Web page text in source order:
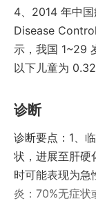
4、 2014 年中
Disease
示，我国 1~29
以下儿童为
诊断
诊断要点：1、
状，进展至肝硬
时可能表现为
炎：70%无症状